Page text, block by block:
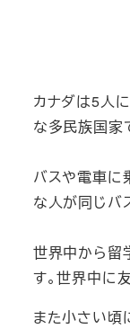
カナダは5人
な多民族国家
バスや電車に
な人が同じバ
世界中から留
す。世界中に
また小さい頃